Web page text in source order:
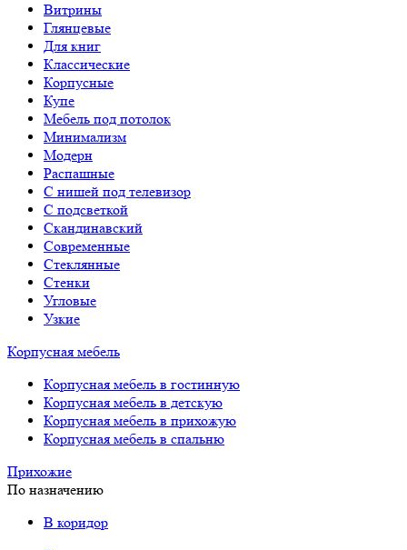
Витрины
Глянцевые
Для книг
Классические
Корпусные
Купе
Мебель под потолок
Минимализм
Модерн
Распашные
С нишей под телевизор
С подсветкой
Скандинавский
Современные
Стеклянные
Стенки
Угловые
Узкие
Корпусная мебель
Корпусная мебель в гостинную
Корпусная мебель в детскую
Корпусная мебель в прихожую
Корпусная мебель в спальню
Прихожие
По назначению
В коридор